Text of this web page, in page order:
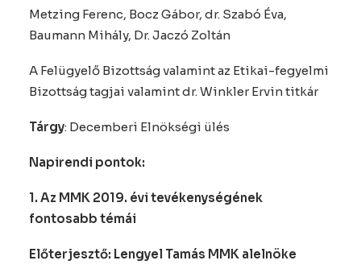
Metzing Ferenc, Bocz Gábor, dr. Szabó Éva,
Baumann Mihály, Dr. Jaczó Zoltán
A Felügyelő Bizottság valamint az Etikai-fegyelmi
Bizottság tagjai valamint dr. Winkler Ervin titkár
Tárgy: Decemberi Elnökségi ülés
Napirendi pontok:
1. Az MMK 2019. évi tevékenységének
fontosabb témái
Előterjesztő: Lengyel Tamás MMK alelnöke